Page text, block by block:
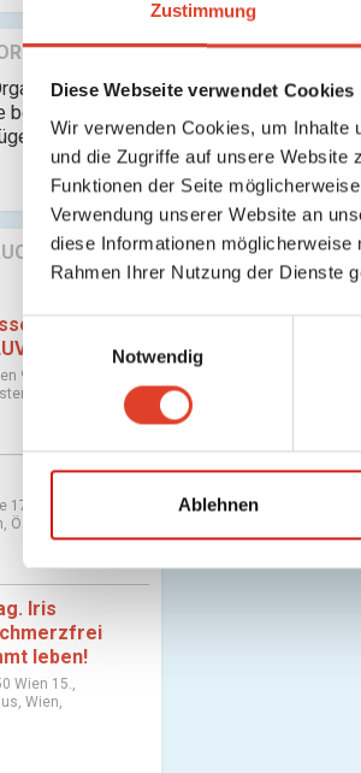
Zustimmung
Diese Webseite verwendet Cookies
Wir verwenden Cookies, um Inhalte
und die Zugriffe auf unsere Website
Funktionen der Seite
Verwendung unserer Website an
diese Informationen
Rahmen Ihrer Nutzung der Dienste
E
i
n
l
g
u
n
g
s
a
Notwendig
Ablehnen
ist,
und
9.,
17, 1050 Wien
Österreich
Iris
leben!
Wien 15.,
Wien,